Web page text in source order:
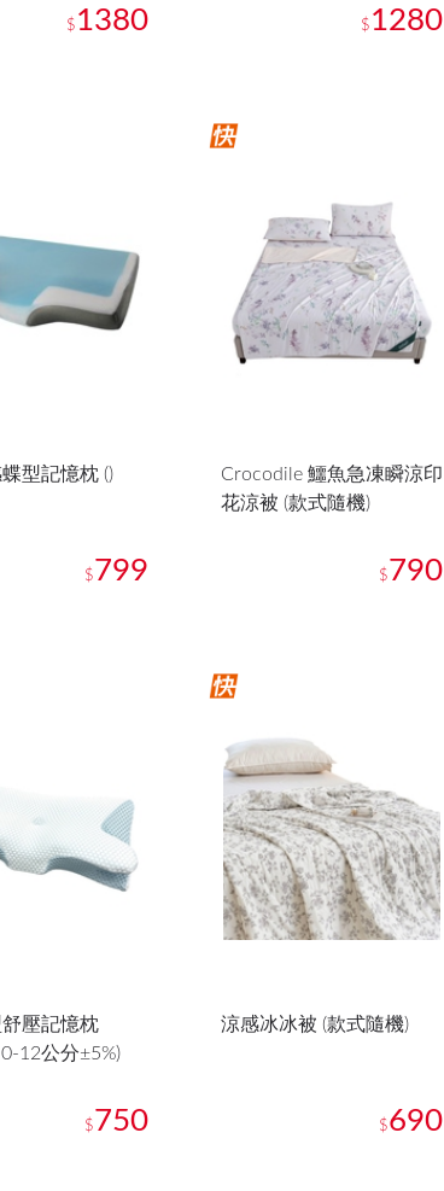
$ 1380 $ 1280
型記憶枕 ()
$799
Crocodile 鱷魚急凍瞬涼印
花涼被 (款式隨機)
$790
壓記憶枕
12公分±5%)
$750
涼感冰冰被 (款式隨機)
$690